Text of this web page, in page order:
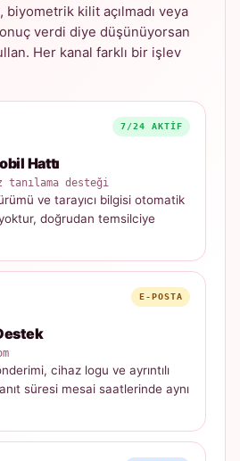
biyometrik kilit açılmadı veya
verdi diye düşünüyorsan
Her kanal farklı bir işlev
7/24 AKTIF
Hattı
desteği
ve tarayıcı bilgisi otomatik
doğrudan temsilciye
E-POSTA
cihaz logu ve ayrıntılı
süresi mesai saatlerinde aynı